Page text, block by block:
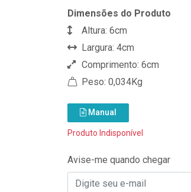
Dimensões do Produto
Altura: 6cm
Largura: 4cm
Comprimento: 6cm
Peso: 0,034Kg
Manual
Produto Indisponível
Avise-me quando chegar